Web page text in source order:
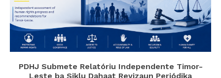
PDHJ Submete Relatóriu Independente Timor-
Leste ba Siklu Dahaat Revizaun Periódika